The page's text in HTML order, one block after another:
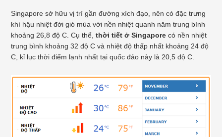
Singapore sở hữu vị trí gần đường xích đạo, nên có đặc trưng
khí hậu nhiệt đới gió mùa với nền nhiệt quanh năm trung bình
khoảng 26,8 độ C. Cụ thể,thời tiết ở Singaporecó nền nhiệt
trung bình khoảng 32 độ C và nhiệt độ thấp nhất khoảng 24 độ
C, kỉ lục thời điểm lạnh nhất tại quốc đảo này là 20,5 độ C.